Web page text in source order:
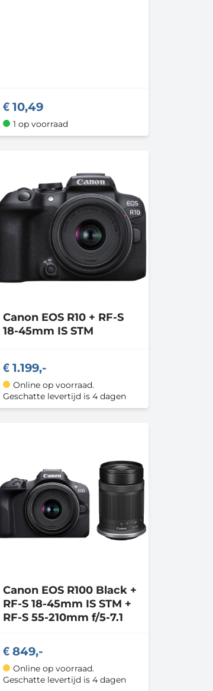
10,49
1 op voorraad
Canon EOS R10 + RF-S
18-45mm IS STM
1.199,-
Online op voorraad.
Geschatte levertijd is 4 dagen
Canon EOS R100 Black +
RF-S 18-45mm IS STM +
RF-S 55-210mm f/5-7.1
849,-
Online op voorraad.
Geschatte levertijd is 4 dagen